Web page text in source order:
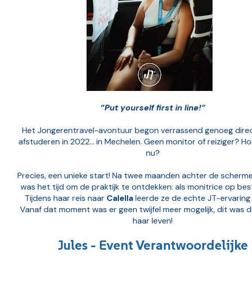
”Put yourself first in line!”
Het Jongerentravel-avontuur begon verrassend genoeg
afstuderen in 2022... in Mechelen. Geen monitor of reiziger?
nu?
Precies, een unieke start! Na twee maanden achter de
was het tijd om de praktijk te ontdekken: als monitrice op
Tijdens haar reis naar Calellaleerde ze de echte JT-ervaring
Vanaf dat moment was er geen twijfel meer mogelijk, dit was
haar leven!
Jules - Event Verantwoordelijke